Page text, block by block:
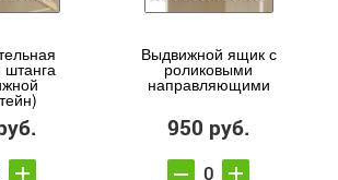
штанга
Выдвижной ящик с
роликовыми
направляющими
950 руб.